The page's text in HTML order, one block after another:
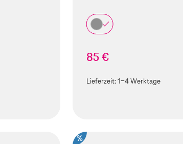
85 €
Lieferzeit:1-4 Werktage
%